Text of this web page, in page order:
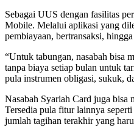
Sebagai UUS dengan fasilitas
Mobile. Melalui aplikasi yang
pembiayaan, bertransaksi,
“Untuk tabungan, nasabah bisa
tanpa biaya setiap bulan untuk
pula instrumen obligasi, sukuk,
Nasabah Syariah Card juga
Tersedia pula fitur lainnya seperti
jumlah tagihan terakhir yang